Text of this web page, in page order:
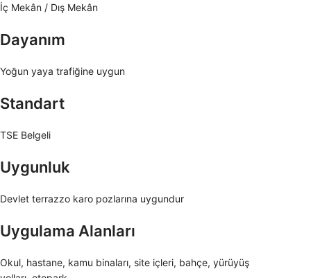
İç Mekân / Dış Mekân
Dayanım
Yoğun yaya trafiğine uygun
Standart
TSE Belgeli
Uygunluk
Devlet terrazzo karo pozlarına uygundur
Uygulama Alanları
Okul, hastane, kamu binaları, site içleri, bahçe, yürüyüş